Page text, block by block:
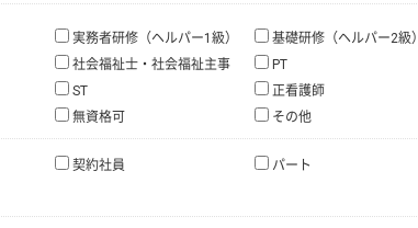
実務者研修（ヘルパー1級）
基礎研修（ヘルパー2級）
社会福祉士・社会福祉主事
PT
ST
正看護師
無資格可 その他
契約社員 パート